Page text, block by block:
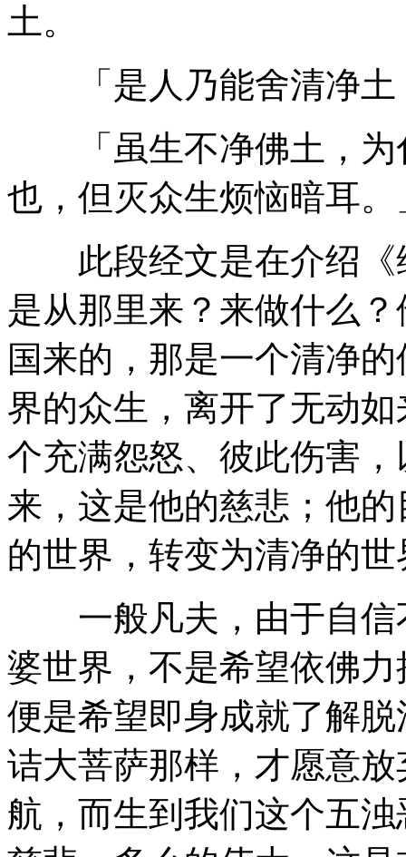
土。
「是人乃能舍清净土
「虽生不净佛土，为
也，但灭众生烦恼暗耳
此段经文是在介绍《
是从那里来？来做什么
国来的，那是一个清净
界的众生，离开了无动
个充满怨怒、彼此伤害
来，这是他的慈悲；他
的世界，转变为清净的世
一般凡夫，由于自信
婆世界，不是希望依佛
便是希望即身成就了解
诘大菩萨那样，才愿意
航，而生到我们这个五